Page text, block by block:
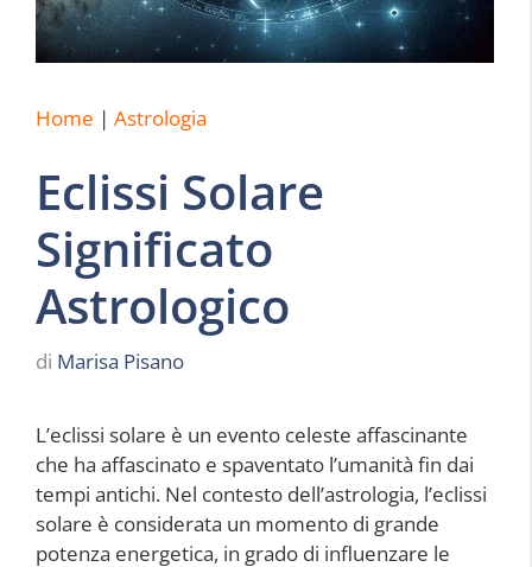
Home | Astrologia
Eclissi Solare
Significato
Astrologico
di Marisa Pisano
L’eclissi solare è un evento celeste affascinante
che ha affascinato e spaventato l’umanità fin dai
tempi antichi. Nel contesto dell’astrologia, l’eclissi
solare è considerata un momento di grande
potenza energetica, in grado di influenzare le